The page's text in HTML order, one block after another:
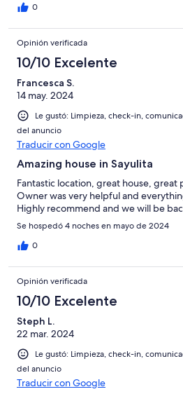
0
Opinión verificada
10/10 Excelente
Francesca S.
14 may. 2024
Le gustó: Limpieza, check-in,
del anuncio
Traducir con Google
Amazing house in Sayulita
Fantastic location, great house, great
Owner was very helpful and
Highly recommend and we will be
Se hospedó 4 noches en mayo de 2024
0
Opinión verificada
10/10 Excelente
Steph L.
22 mar. 2024
Le gustó: Limpieza, check-in,
del anuncio
Traducir con Google